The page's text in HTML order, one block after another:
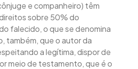
e companheiro) têm
sobre 50% do
falecido, o que se denomina
também, que o autor da
a legítima, dispor de
meio de testamento, que é o